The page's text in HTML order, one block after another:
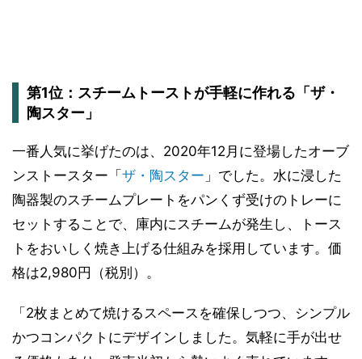
第1位：スチームトーストが手軽に作れる「ザ・
陶スター」
一番人気に挙げたのは、2020年12月に登場したオーブ
ンストースター「ザ・陶スター 」でした。水に浸した
陶器製のスチームプレートをパンくず受けのトレーに
セットすることで、庫内にスチームが発生し、トース
トをおいしく焼き上げる仕組みを採用しています。価
格は2,980円（税別）。
「2枚まとめて焼けるスペースを確保しつつ、シンプル
かつコンパクトにデザインしました。気軽に手が出せ